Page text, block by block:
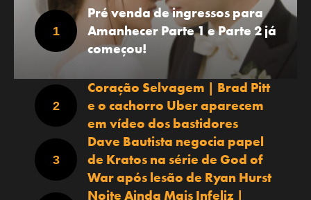
Pré venda de ingressos para
Amanhecer Parte 1 e Parte 2 já
começou!
Coração Selvagem | Brad Pitt
e o cachorro Uber aparecem
em vídeo dos bastidores
Dave Bautista negocia papel
de Kratos na série de God of
War após lesão de Ryan Hurst
Noite Ainda Mais Infeliz |